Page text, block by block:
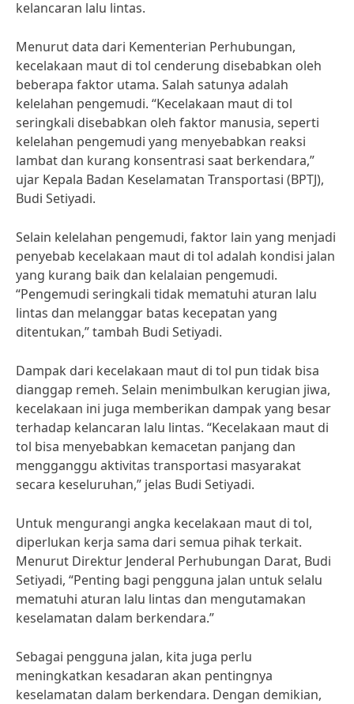
kelancaran lalu lintas.
Menurut data dari Kementerian Perhubungan,
kecelakaan maut di tol cenderung disebabkan oleh
beberapa faktor utama. Salah satunya adalah
kelelahan pengemudi. “Kecelakaan maut di tol
seringkali disebabkan oleh faktor manusia, seperti
kelelahan pengemudi yang menyebabkan reaksi
lambat dan kurang konsentrasi saat berkendara,”
ujar Kepala Badan Keselamatan Transportasi (BPTJ),
Budi Setiyadi.
Selain kelelahan pengemudi, faktor lain yang menjadi
penyebab kecelakaan maut di tol adalah kondisi jalan
yang kurang baik dan kelalaian pengemudi.
“Pengemudi seringkali tidak mematuhi aturan lalu
lintas dan melanggar batas kecepatan yang
ditentukan,” tambah Budi Setiyadi.
Dampak dari kecelakaan maut di tol pun tidak bisa
dianggap remeh. Selain menimbulkan kerugian jiwa,
kecelakaan ini juga memberikan dampak yang besar
terhadap kelancaran lalu lintas. “Kecelakaan maut di
tol bisa menyebabkan kemacetan panjang dan
mengganggu aktivitas transportasi masyarakat
secara keseluruhan,” jelas Budi Setiyadi.
Untuk mengurangi angka kecelakaan maut di tol,
diperlukan kerja sama dari semua pihak terkait.
Menurut Direktur Jenderal Perhubungan Darat, Budi
Setiyadi, “Penting bagi pengguna jalan untuk selalu
mematuhi aturan lalu lintas dan mengutamakan
keselamatan dalam berkendara.”
Sebagai pengguna jalan, kita juga perlu
meningkatkan kesadaran akan pentingnya
keselamatan dalam berkendara. Dengan demikian,